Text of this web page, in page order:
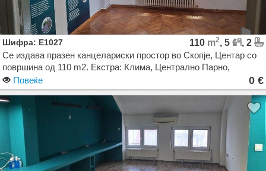
Шифра: E1027 110 m2, 5
, 2
Се издава празен канцелариски простор во Скопје, Центар со
површина од 110 m2. Екстра: Клима, Централно Парно,
Паркинг, Кујнски елементи, Кујнски апарати. Цена: 0 EUR
Повеќе 0 €